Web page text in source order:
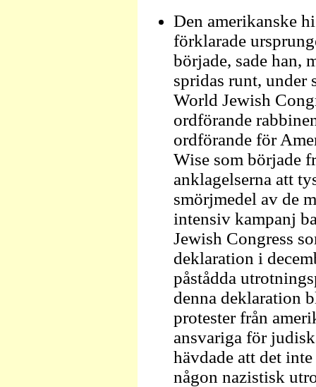
Den amerikanske
förklarade
började, sade han,
spridas runt, under
World Jewish
ordförande
ordförande för
Wise som började
anklagelserna att
smörjmedel av de
intensiv kampanj
Jewish Congress
deklaration i
påstådda
denna deklaration
protester från
ansvariga för
hävdade att det
någon nazistisk